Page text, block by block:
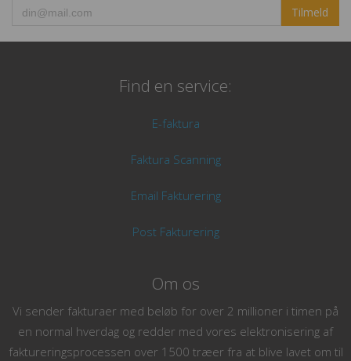
Tilmeld
Find en service:
E-faktura
Faktura Scanning
Email Fakturering
Post Fakturering
Om os
Vi sender fakturaer med beløb for over 2 millioner i timen på
en normal hverdag og redder med vores elektronisering af
faktureringsprocessen over 1500 træer fra at blive lavet om til